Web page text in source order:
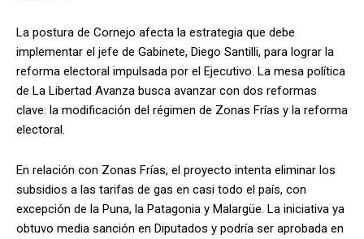
La postura de Cornejo afecta la estrategia que debe
implementar el jefe de Gabinete, Diego Santilli, para lograr la
reforma electoral impulsada por el Ejecutivo. La mesa política
de La Libertad Avanza busca avanzar con dos reformas
clave: la modificación del régimen de Zonas Frías y la reforma
electoral.
En relación con Zonas Frías, el proyecto intenta eliminar los
subsidios a las tarifas de gas en casi todo el país, con
excepción de la Puna, la Patagonia y Malargüe. La iniciativa ya
obtuvo media sanción en Diputados y podría ser aprobada en